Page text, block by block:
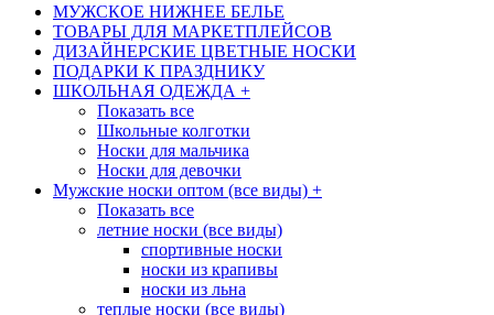
МУЖСКОЕ НИЖНЕЕ БЕЛЬЕ
ТОВАРЫ ДЛЯ МАРКЕТПЛЕЙСОВ
ДИЗАЙНЕРСКИЕ ЦВЕТНЫЕ НОСКИ
ПОДАРКИ К ПРАЗДНИКУ
ШКОЛЬНАЯ ОДЕЖДА +
Показать все
Школьные колготки
Носки для мальчика
Носки для девочки
Мужские носки оптом (все виды) +
Показать все
летние носки (все виды)
спортивные носки
носки из крапивы
носки из льна
теплые носки (все виды)